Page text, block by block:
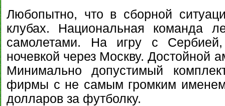
Любопытно, что в сборной
клубах. Национальная команда
самолетами. На игру с
ночевкой через Москву. Достойной
Минимально допустимый
фирмы с не самым громким
долларов за футболку.